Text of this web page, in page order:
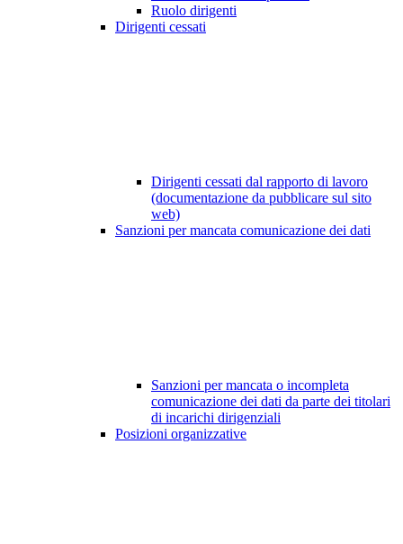
Ruolo dirigenti
Dirigenti cessati
Dirigenti cessati dal rapporto di lavoro
(documentazione da pubblicare sul sito
web)
Sanzioni per mancata comunicazione dei dati
Sanzioni per mancata o incompleta
comunicazione dei dati da parte dei titolari
di incarichi dirigenziali
Posizioni organizzative